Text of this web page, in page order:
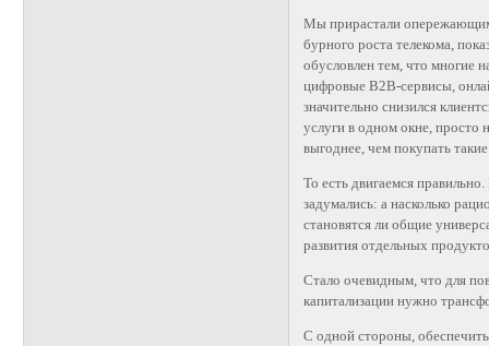
Мы прирастали
бурного роста телекома,
обусловлен тем, что многие
цифровые B2B-сервисы,
значительно снизился
услуги в одном окне, просто
выгоднее, чем покупать
То есть двигаемся
задумались: а насколько
становятся ли общие
развития отдельных
Стало очевидным, что для
капитализации нужно
С одной стороны,